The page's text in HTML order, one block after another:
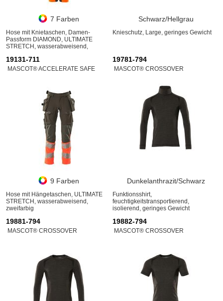
7 Farben
Hose mit Knietaschen, Damen-
Passform DIAMOND, ULTIMATE
STRETCH, wasserabweisend,
geeignet
Schwarz/Hellgrau
Knieschutz, Large, geringes Gewicht
19131-711
MASCOT® ACCELERATE SAFE
9 Farben
Hose mit Hängetaschen, ULTIMATE
STRETCH, wasserabweisend,
zweifarbig
19781-794
MASCOT® CROSSOVER
Dunkelanthrazit/Schwarz
Funktionsshirt,
feuchtigkeitstransportierend,
isolierend, geringes Gewicht
19881-794
MASCOT® CROSSOVER
19882-794
MASCOT® CROSSOVER